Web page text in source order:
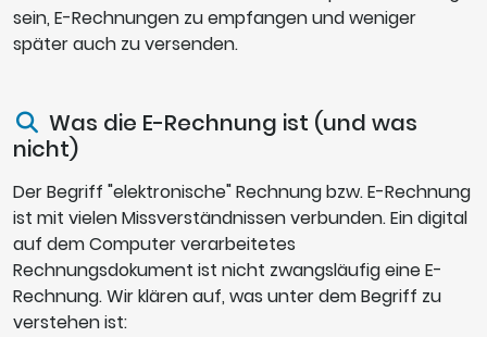
sein, E-Rechnungen zu empfangen und weniger
später auch zu versenden.
Was die E-Rechnung ist (und was
nicht)
Der Begriff "elektronische" Rechnung bzw. E-Rechnung
ist mit vielen Missverständnissen verbunden. Ein digital
auf dem Computer verarbeitetes
Rechnungsdokument ist nicht zwangsläufig eine E-
Rechnung. Wir klären auf, was unter dem Begriff zu
verstehen ist: